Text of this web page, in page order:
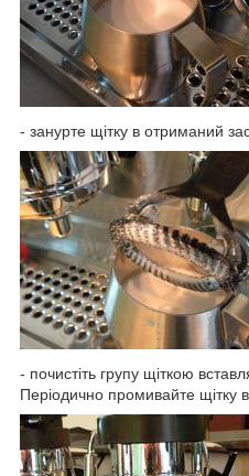
- занурте щітку в отриманий
- почистіть групу щіткою
Періодично промивайте щітку в